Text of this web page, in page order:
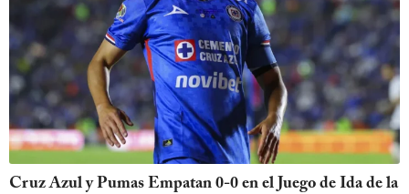
Cruz Azul y Pumas Empatan 0-0 en el Juego de Ida de la